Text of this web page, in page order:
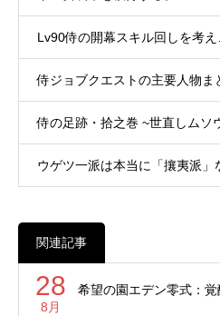
Lv90侍の開幕スキル回しを考
侍ジョブクエストの主要人物ま
侍の足跡・拾之巻 ~世直しムソ
ウゲツ一派は本当に「攘夷派」
関連記事
28
8月
希望の園エデン零式：覚